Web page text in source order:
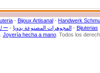
- Bijoux Artisanal - Handwerk
ー - المجوهرات المصنوعة يدويا - Bijuterias
Joyería hecha a mano. Todos los